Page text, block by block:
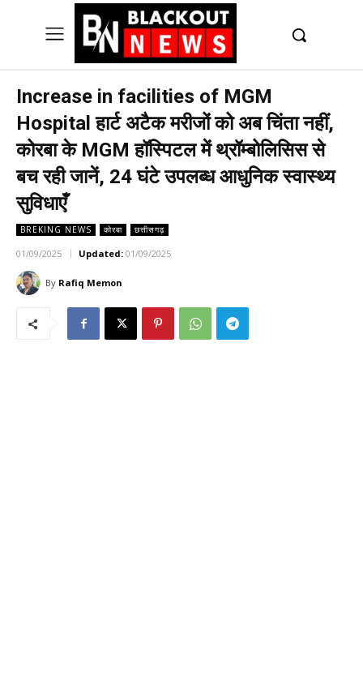
Increase in facilities of MGM
Hospital हार्ट अटैक मरीजों को अब चिंता नहीं,
कोरबा के MGM हॉस्पिटल में थ्रॉम्बोलिसिस से
बच रही जानें, 24 घंटे उपलब्ध आधुनिक स्वास्थ्य
सुविधाएँ
BREKING NEWS कोरबा छत्तीसगढ़
01/09/2025 Updated: 01/09/2025
By Rafiq Memon